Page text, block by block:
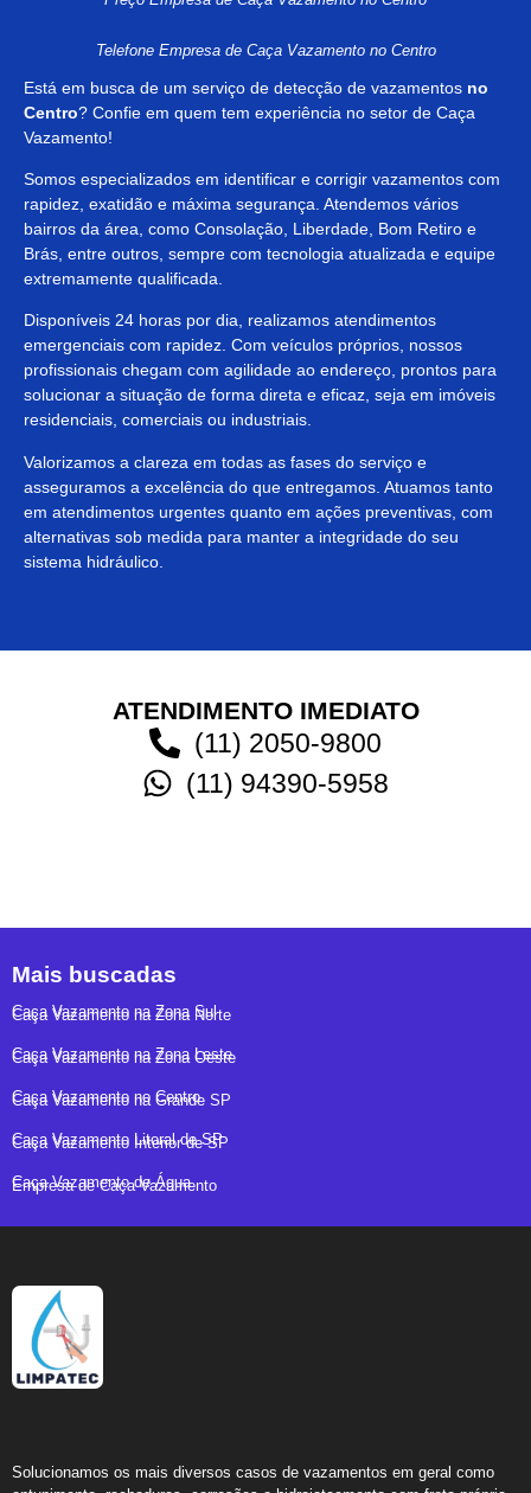
Telefone Empresa de Caça Vazamento no Centro
Está em busca de um serviço de detecção de vazamentos no
Centro? Confie em quem tem experiência no setor de Caça
Vazamento!
Somos especializados em identificar e corrigir vazamentos com
rapidez, exatidão e máxima segurança. Atendemos vários
bairros da área, como Consolação, Liberdade, Bom Retiro e
Brás, entre outros, sempre com tecnologia atualizada e equipe
extremamente qualificada.
Disponíveis 24 horas por dia, realizamos atendimentos
emergenciais com rapidez. Com veículos próprios, nossos
profissionais chegam com agilidade ao endereço, prontos para
solucionar a situação de forma direta e eficaz, seja em imóveis
residenciais, comerciais ou industriais.
Valorizamos a clareza em todas as fases do serviço e
asseguramos a excelência do que entregamos. Atuamos tanto
em atendimentos urgentes quanto em ações preventivas, com
alternativas sob medida para manter a integridade do seu
sistema hidráulico.
ATENDIMENTO IMEDIATO
(11) 2050-9800
(11) 94390-5958
Mais buscadas
Caça Vazamento na Zona Sul
Caça Vazamento na Zona Norte
Caça Vazamento na Zona Leste
Caça Vazamento na Zona Oeste
Caça Vazamento no Centro
Caça Vazamento na Grande SP
Caça Vazamento Litoral de SP
Caça Vazamento Interior de SP
Caça Vazamento de Água
Empresa de Caça Vazamento
Solucionamos os mais diversos casos de vazamentos em geral como